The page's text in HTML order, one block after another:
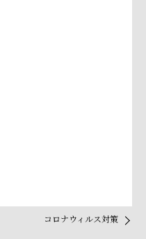
コロナウィルス対策